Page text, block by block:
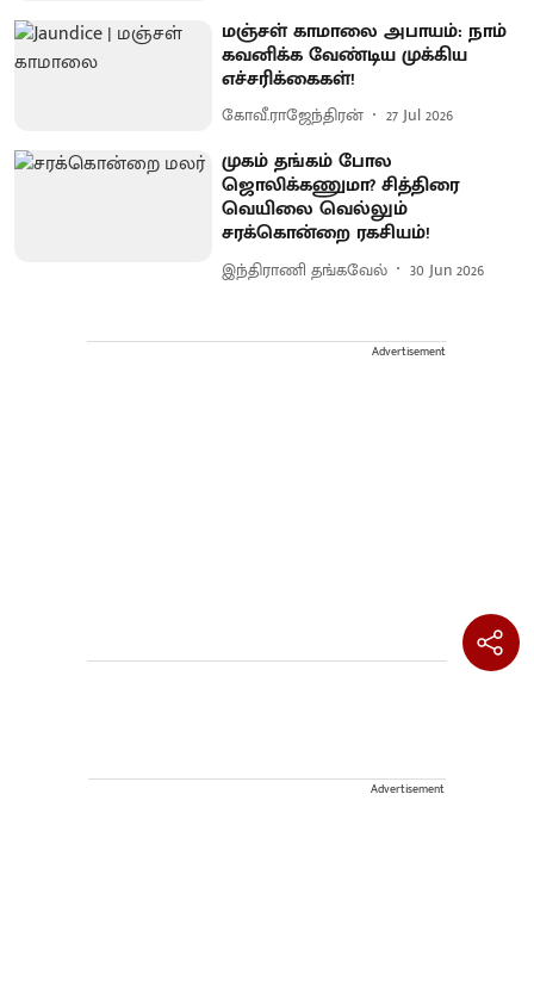
மஞ்சள் காமாலை அபாயம்: நாம்
கவனிக்க வேண்டிய முக்கிய
எச்சரிக்கைகள்!
கோவீ.ராஜேந்திரன் 27 Jul 2026
முகம் தங்கம் போல
ஜொலிக்கணுமா? சித்திரை
வெயிலை வெல்லும்
சரக்கொன்றை ரகசியம்!
இந்திராணி தங்கவேல் 30 Jun 2026
Advertisement
Advertisement